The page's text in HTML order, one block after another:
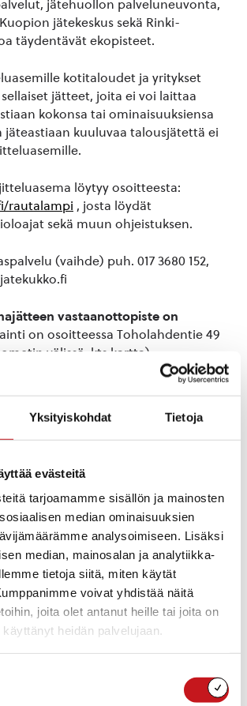
Yksityiskohdat Tietoja
evästeitä
tarjoamamme sisällön ja mainosten
median ominaisuuksien
analysoimiseen. Lisäksi
median, mainosalan ja analytiikka-
tietoja siitä, miten käytät
voivat yhdistää näitä
joita olet antanut heille tai joita on
heidän palvelujaan.
jätehuollon palveluneuvonta,
jätekeskus sekä Rinki-
täydentävät ekopisteet.
kotitaloudet ja yritykset
jätteet, joita ei voi laittaa
kokonsa tai ominaisuuksiensa
jäteastiaan kuuluvaa talousjätettä ei
löytyy osoitteesta:
rautalampi , josta löydät
sekä muun ohjeistuksen.
(vaihde) puh. 017 3680 152,
vastaanottopiste on
on osoitteessa Toholahdentie 49
välissä, kts.kartta).
saa viedä ainoastaan